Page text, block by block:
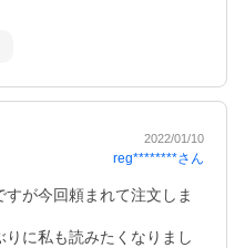
2022/01/10
reg********さん
が今回頼まれて注文しま
に私も読みたくなりまし